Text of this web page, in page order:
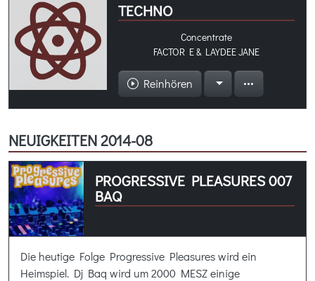
TECHNO
Concentrate
FACTOR E & LAYDEE JANE
Reinhören
NEUIGKEITEN 2014-08
PROGRESSIVE PLEASURES 007
BAQ
Die heutige Folge Progressive Pleasures wird ein
Heimspiel. Dj Baq wird um 2000 MESZ einige